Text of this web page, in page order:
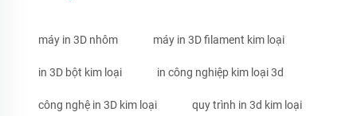
máy in 3D nhôm máy in 3D filament kim loại
in 3D bột kim loại in công nghiệp kim loại 3d
công nghệ in 3D kim loại quy trình in 3d kim loại